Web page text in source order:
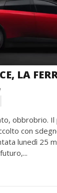
LA
obbrobrio.
con
lunedì 25